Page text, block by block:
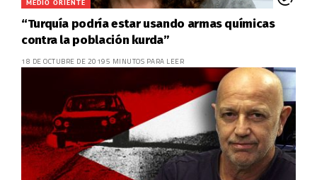
MEDIO ORIENTE
“Turquía podría estar usando armas químicas
contra la población kurda”
18 DE OCTUBRE DE 20195 MINUTOS PARA LEER